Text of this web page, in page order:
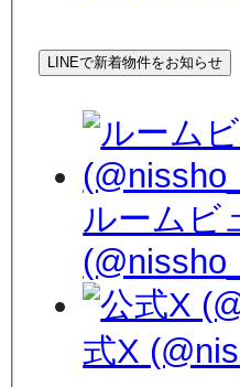
LINEで新着物件をお知らせ
ルームビ
式X